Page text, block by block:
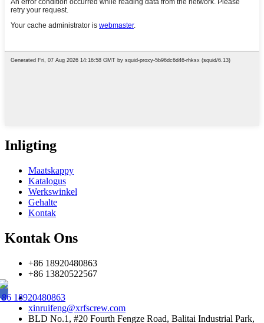
Inligting
Maatskappy
Katalogus
Werkswinkel
Gehalte
Kontak
Kontak Ons
+86 18920480863
+86 13820522567
18920480863
xinruifeng@xrfscrew.com
BLD No.1, #20 Fourth Fengze Road, Balitai Industrial Park,